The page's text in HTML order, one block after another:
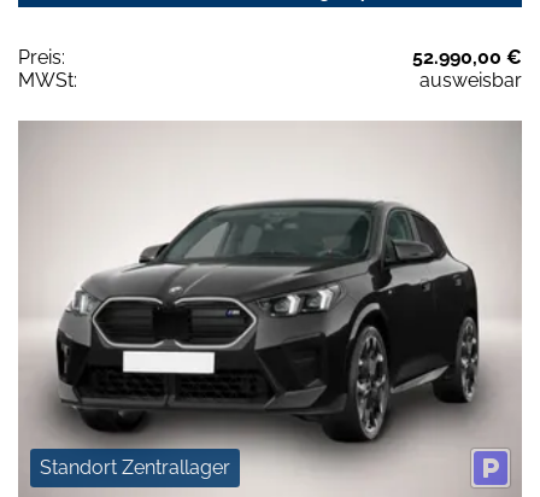
Preis:
52.990,00 €
MWSt:
ausweisbar
Standort Zentrallager